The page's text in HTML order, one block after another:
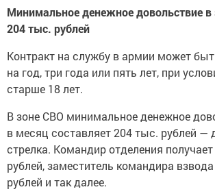
204 тыс. рублей
на год, три года или пять лет, при
старше 18 лет.
в месяц составляет 204 тыс. рублей —
стрелка. Командир отделения
рублей, заместитель командира взвода
рублей и так далее.